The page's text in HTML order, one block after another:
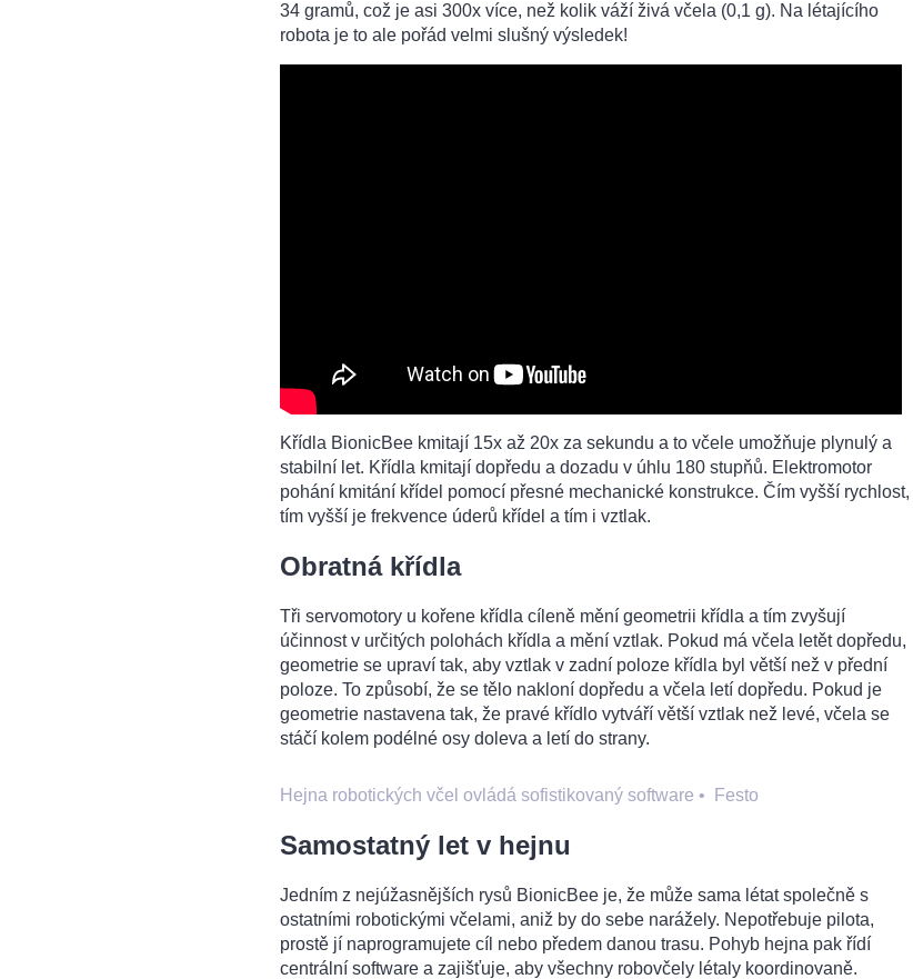
34 gramů, což je asi 300x více, než kolik váží živá včela (0,1 g). Na létajícího
robota je to ale pořád velmi slušný výsledek!
Křídla BionicBee kmitají 15x až 20x za sekundu a to včele umožňuje plynulý a
stabilní let. Křídla kmitají dopředu a dozadu v úhlu 180 stupňů. Elektromotor
pohání kmitání křídel pomocí přesné mechanické konstrukce. Čím vyšší rychlost,
tím vyšší je frekvence úderů křídel a tím i vztlak.
Obratná křídla
Tři servomotory u kořene křídla cíleně mění geometrii křídla a tím zvyšují
účinnost v určitých polohách křídla a mění vztlak. Pokud má včela letět dopředu,
geometrie se upraví tak, aby vztlak v zadní poloze křídla byl větší než v přední
poloze. To způsobí, že se tělo nakloní dopředu a včela letí dopředu. Pokud je
geometrie nastavena tak, že pravé křídlo vytváří větší vztlak než levé, včela se
stáčí kolem podélné osy doleva a letí do strany.
Hejna robotických včel ovládá sofistikovaný software • Festo
Samostatný let v hejnu
Jedním z nejúžasnějších rysů BionicBee je, že může sama létat společně s
ostatními robotickými včelami, aniž by do sebe narážely. Nepotřebuje pilota,
prostě jí naprogramujete cíl nebo předem danou trasu. Pohyb hejna pak řídí
centrální software a zajišťuje, aby všechny robovčely létaly koordinovaně.